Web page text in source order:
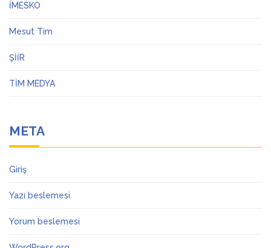
İMESKO
Mesut Tim
ŞİİR
TİM MEDYA
META
Giriş
Yazı beslemesi
Yorum beslemesi